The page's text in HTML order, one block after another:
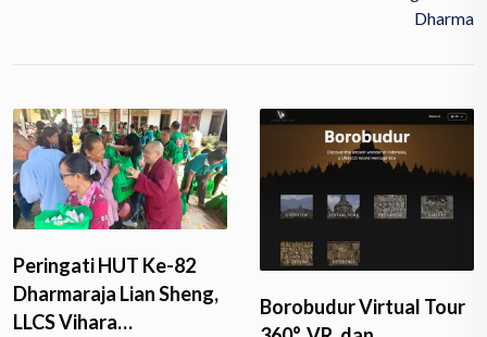
Dharma
Peringati HUT Ke-82
Dharmaraja Lian Sheng,
LLCS Vihara…
Borobudur Virtual Tour